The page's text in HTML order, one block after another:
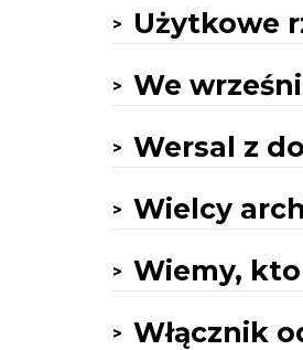
Użytkowe
We
Wersal z
Wielcy
Wiemy,
Włącznik